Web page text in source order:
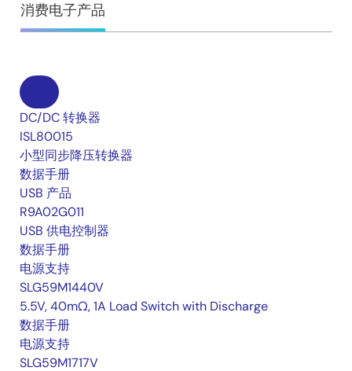
消费电子产品
DC/DC 转换器
ISL80015
小型同步降压转换器
数据手册
USB 产品
R9A02G011
USB 供电控制器
数据手册
电源支持
SLG59M1440V
5.5V, 40mΩ, 1A Load Switch with Discharge
数据手册
电源支持
SLG59M1717V